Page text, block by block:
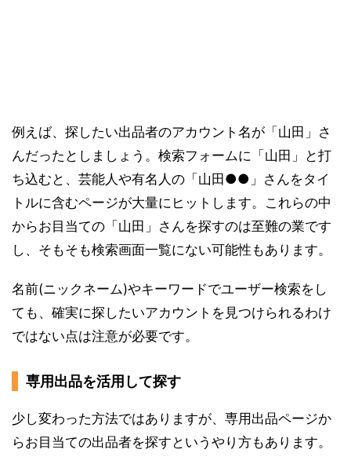
例えば、探したい出品者のアカウント名が「山田」さ
んだったとしましょう。検索フォームに「山田」と打
ち込むと、芸能人や有名人の「山田●●」さんをタイ
トルに含むページが大量にヒットします。これらの中
からお目当ての「山田」さんを探すのは至難の業です
し、そもそも検索画面一覧にない可能性もあります。
名前(ニックネーム)やキーワードでユーザー検索をし
ても、確実に探したいアカウントを見つけられるわけ
ではない点は注意が必要です。
専用出品を活用して探す
少し変わった方法ではありますが、専用出品ページか
らお目当ての出品者を探すというやり方もあります。